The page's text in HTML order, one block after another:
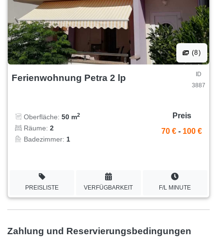
(8)
Ferienwohnung Petra 2 lp
ID
3887
Oberfläche: 50 m2
Räume: 2
Badezimmer: 1
Preis
70 € - 100 €
PREISLISTE VERFÜGBARKEIT F/L MINUTE
Zahlung und Reservierungsbedingungen